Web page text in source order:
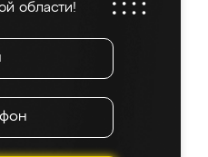
области!